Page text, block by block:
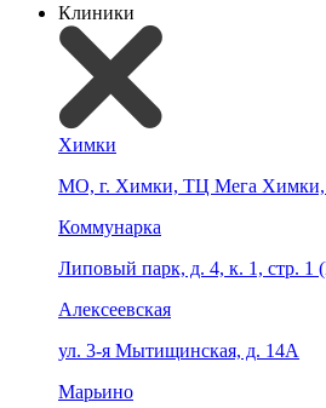
Клиники
Химки
МО, г. Химки, ТЦ Мега
Коммунарка
Липовый парк, д. 4, к. 1, стр. 1
Алексеевская
ул. 3-я Мытищинская, д. 14А
Марьино